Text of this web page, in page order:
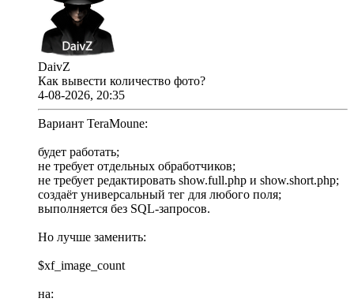
DaivZ
Как вывести количество фото?
4-08-2026, 20:35
Вариант TeraMoune:
будет работать;
не требует отдельных обработчиков;
не требует редактировать show.full.php и show.short.php;
создаёт универсальный тег для любого поля;
выполняется без SQL-запросов.
Но лучше заменить:
$xf_image_count
на: